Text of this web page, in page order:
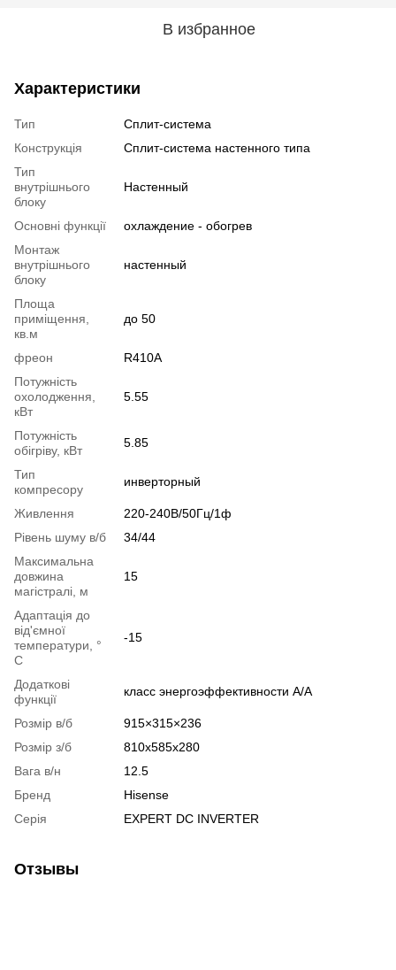
В избранное
Характеристики
Тип
Сплит-система
Конструкція
Cплит-система настенного типа
Тип
внутрішнього
блоку
Настенный
Основні функції
охлаждение - обогрев
Монтаж
внутрішнього
блоку
настенный
Площа
приміщення,
кв.м
до 50
фреон
R410A
Потужність
охолодження,
кВт
5.55
Потужність
обігріву, кВт
5.85
Тип
компресору
инверторный
Живлення
220-240В/50Гц/1ф
Рівень шуму в/б
34/44
Максимальна
довжина
магістралі, м
15
Адаптація до
від'ємної
температури, °
C
-15
Додаткові
функції
класс энергоэффективности А/А
Розмір в/б
915×315×236
Розмір з/б
810x585x280
Вага в/н
12.5
Бренд
Hisense
Серія
EXPERT DC INVERTER
Отзывы